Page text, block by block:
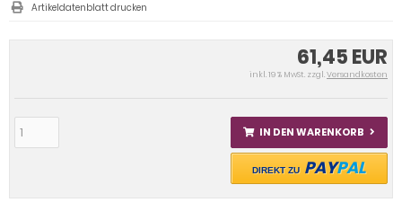
61,45 EUR
inkl. 19 % MwSt. zzgl.Versandkosten
IN DEN WARENKORB
DIREKT ZU PAYPAL
Artikeldatenblatt drucken